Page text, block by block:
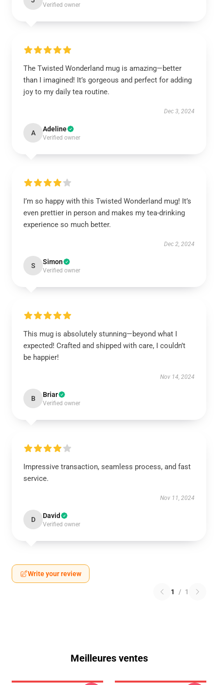
Verified owner
The Twisted Wonderland mug is amazing—better
than I imagined! It’s gorgeous and perfect for adding
joy to my daily tea routine.
Dec 3, 2024
A Adeline
Verified owner
I’m so happy with this Twisted Wonderland mug! It’s
even prettier in person and makes my tea-drinking
experience so much better.
Dec 2, 2024
S Simon
Verified owner
This mug is absolutely stunning—beyond what I
expected! Crafted and shipped with care, I couldn’t
be happier!
Nov 14, 2024
B Briar
Verified owner
Impressive transaction, seamless process, and fast
service.
Nov 11, 2024
D David
Verified owner
Write your review
1 / 1
Meilleures ventes